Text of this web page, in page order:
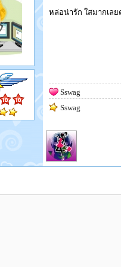
หล่อน่ารัก ใสมากเล
Sswag
Sswag